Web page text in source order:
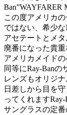
Ban”WAYFARER
この度アメリカ
ではない、希少
アセテートとメ
廃番になった貴重
アメリカメイド
同等にRay-Banの
レンズもオリジ
日差しから目を
ってくれますRay-
サングラスの定番